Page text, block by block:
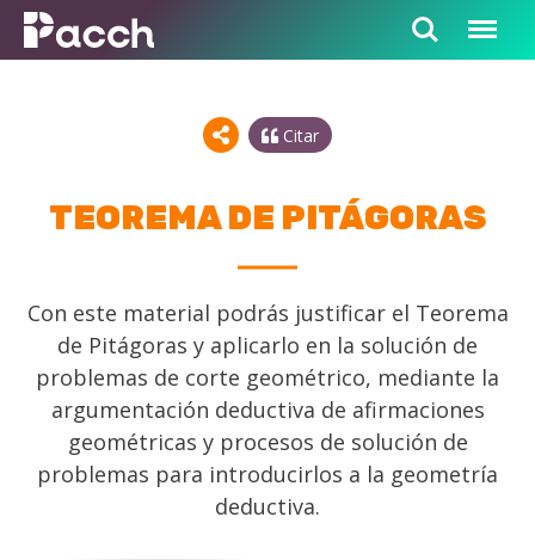
Citar
TEOREMA DE PITÁGORAS
Con este material podrás justificar el Teorema
de Pitágoras y aplicarlo en la solución de
problemas de corte geométrico, mediante la
argumentación deductiva de afirmaciones
geométricas y procesos de solución de
problemas para introducirlos a la geometría
deductiva.